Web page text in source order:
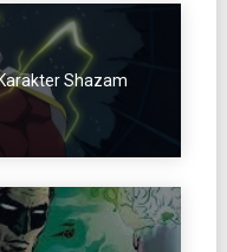
Shazam